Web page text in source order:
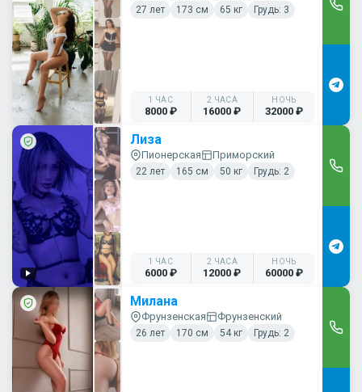
27 лет 173 см 65 кг Грудь: 3
1 ЧАС
8000 ₽
2 ЧАСА
16000 ₽
НОЧЬ
32000 ₽
Лиза
Пионерская Приморский
22 лет 165 см 50 кг Грудь: 2
1 ЧАС
6000 ₽
2 ЧАСА
12000 ₽
НОЧЬ
60000 ₽
Милана
Фрунзенская Фрунзенский
26 лет 170 см 54 кг Грудь: 2